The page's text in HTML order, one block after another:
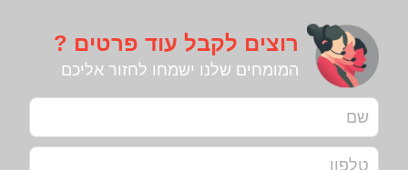
רוצים לקבל עוד פרטים ?
המומחים שלנו ישמחו לחזור אליכם